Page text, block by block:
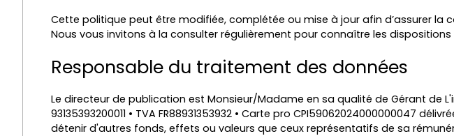
Cette politique peut être modifiée, complétée ou mise à jour afin d’assurer
Nous vous invitons à la consulter régulièrement pour connaître les dispositions
Responsable du traitement des données
Le directeur de publication est Monsieur/Madame en sa qualité de Gérant de
93135393200011 • TVA FR88931353932 • Carte pro CPI59062024000000047
détenir d'autres fonds, effets ou valeurs que ceux représentatifs de sa